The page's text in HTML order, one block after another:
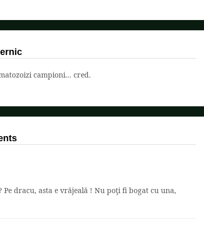
campioni... cred.
Pe dracu, asta e vrăjeală ! Nu poţi fi bogat cu una,